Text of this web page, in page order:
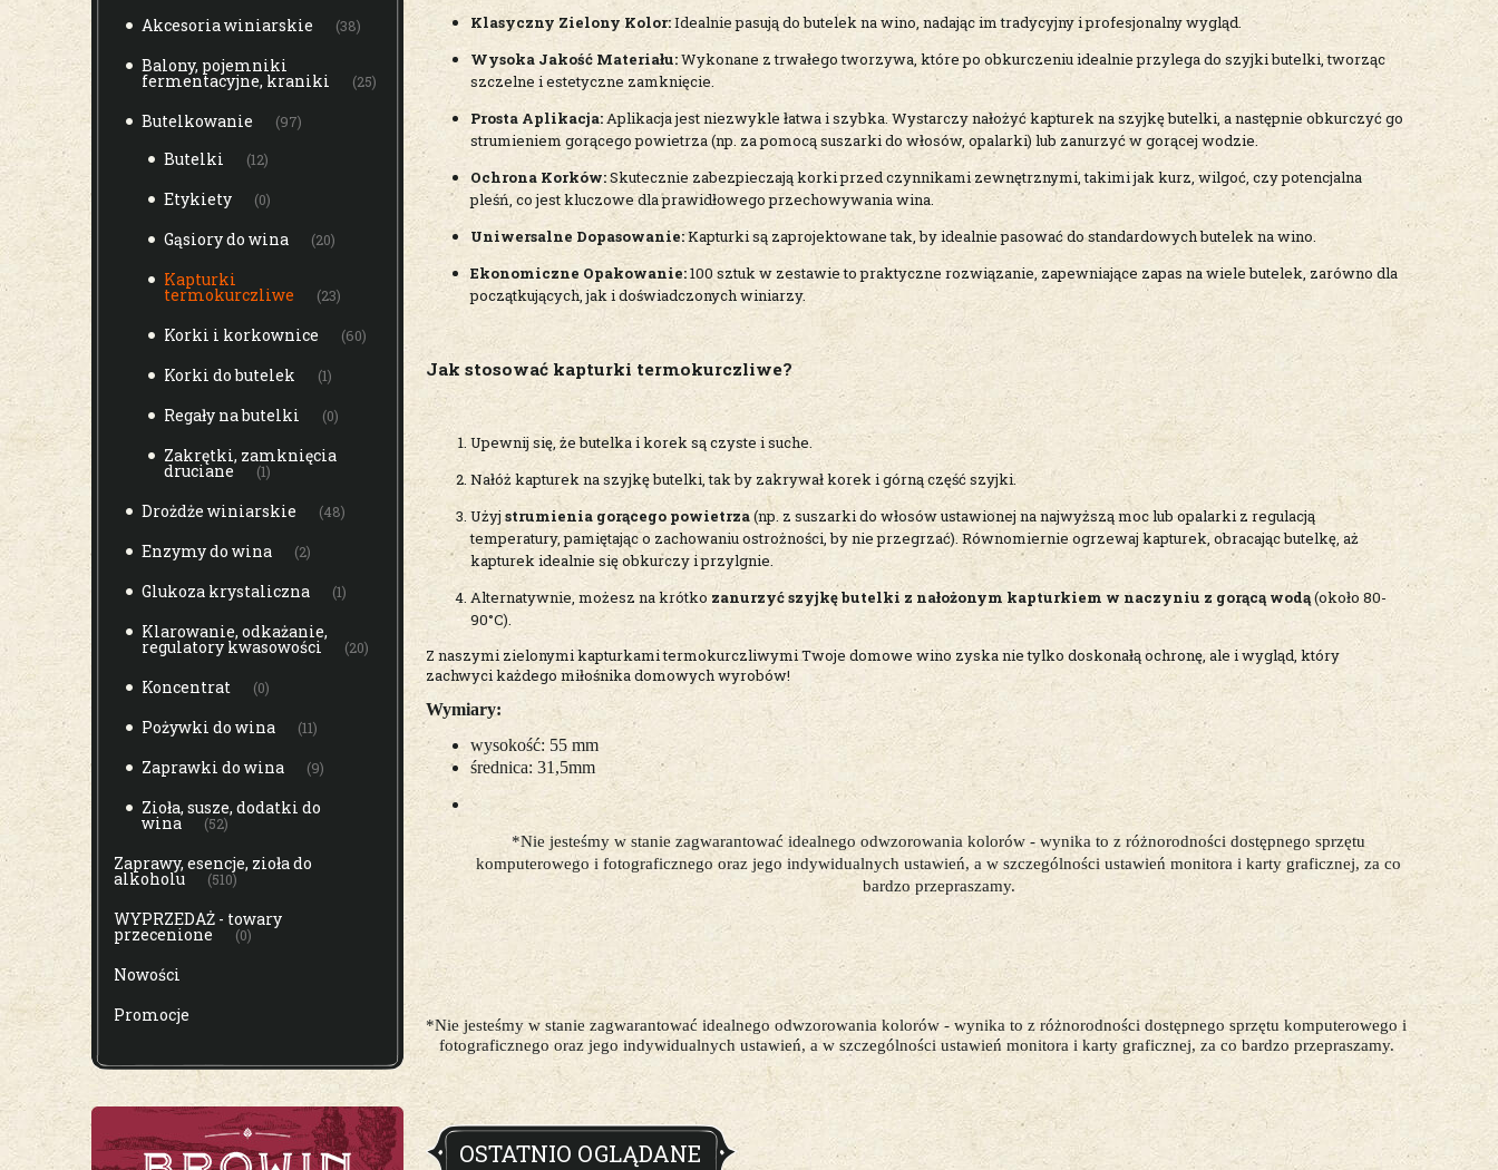
Akcesoria winiarskie (38)
Balony, pojemniki
fermentacyjne, kraniki (25)
Butelkowanie (97)
Butelki (12)
Etykiety (0)
Gąsiory do wina (20)
Kapturki
termokurczliwe (23)
Korki i korkownice (60)
Korki do butelek (1)
Regały na butelki (0)
Zakrętki, zamknięcia
druciane (1)
Drożdże winiarskie (48)
Enzymy do wina (2)
Glukoza krystaliczna (1)
Klarowanie, odkażanie,
regulatory kwasowości (20)
Koncentrat (0)
Pożywki do wina (11)
Zaprawki do wina (9)
Zioła, susze, dodatki do
wina (52)
Zaprawy, esencje, zioła do
alkoholu (510)
WYPRZEDAŻ - towary
przecenione (0)
Nowości
Promocje
Klasyczny Zielony Kolor:Idealnie pasują do butelek na wino, nadając im tradycyjny i profesjonalny wygląd.
Wysoka Jakość Materiału:Wykonane z trwałego tworzywa, które po obkurczeniu idealnie przylega do szyjki butelki, tworząc
szczelne i estetyczne zamknięcie.
Prosta Aplikacja:Aplikacja jest niezwykle łatwa i szybka. Wystarczy nałożyć kapturek na szyjkę butelki, a następnie obkurczyć go
strumieniem gorącego powietrza (np. za pomocą suszarki do włosów, opalarki) lub zanurzyć w gorącej wodzie.
Ochrona Korków:Skutecznie zabezpieczają korki przed czynnikami zewnętrznymi, takimi jak kurz, wilgoć, czy potencjalna
pleśń, co jest kluczowe dla prawidłowego przechowywania wina.
Uniwersalne Dopasowanie:Kapturki są zaprojektowane tak, by idealnie pasować do standardowych butelek na wino.
Ekonomiczne Opakowanie:100 sztuk w zestawie to praktyczne rozwiązanie, zapewniające zapas na wiele butelek, zarówno dla
początkujących, jak i doświadczonych winiarzy.
Jak stosować kapturki termokurczliwe?
Upewnij się, że butelka i korek są czyste i suche.
Nałóż kapturek na szyjkę butelki, tak by zakrywał korek i górną część szyjki.
Użyj strumienia gorącego powietrza(np. z suszarki do włosów ustawionej na najwyższą moc lub opalarki z regulacją
temperatury, pamiętając o zachowaniu ostrożności, by nie przegrzać). Równomiernie ogrzewaj kapturek, obracając butelkę, aż
kapturek idealnie się obkurczy i przylgnie.
Alternatywnie, możesz na krótko zanurzyć szyjkę butelki z nałożonym kapturkiem w naczyniu z gorącą wodą(około 80-
90°C).
Z naszymi zielonymi kapturkami termokurczliwymi Twoje domowe wino zyska nie tylko doskonałą ochronę, ale i wygląd, który
zachwyci każdego miłośnika domowych wyrobów!
Wymiary:
wysokość: 55 mm
średnica: 31,5mm
*Nie jesteśmy w stanie zagwarantować idealnego odwzorowania kolorów - wynika to z różnorodności dostępnego sprzętu
komputerowego i fotograficznego oraz jego indywidualnych ustawień, a w szczególności ustawień monitora i karty graficznej, za co
bardzo przepraszamy.
*Nie jesteśmy w stanie zagwarantować idealnego odwzorowania kolorów - wynika to z różnorodności dostępnego sprzętu komputerowego i
fotograficznego oraz jego indywidualnych ustawień, a w szczególności ustawień monitora i karty graficznej, za co bardzo przepraszamy.
OSTATNIO OGLĄDANE